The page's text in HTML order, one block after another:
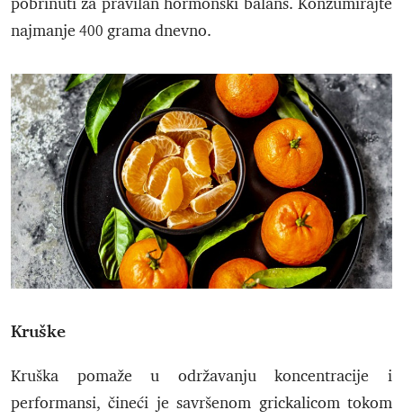
najmanje 400 grama dnevno.
Kruške
Kruška pomaže u održavanju koncentracije i
performansi, čineći je savršenom grickalicom tokom